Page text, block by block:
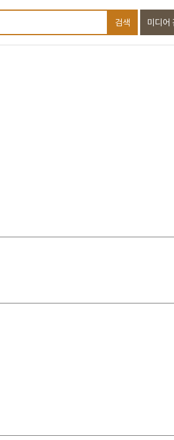
검색어를 입력하세요
검색 미디어